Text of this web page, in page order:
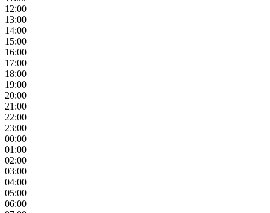
12:00
13:00
14:00
15:00
16:00
17:00
18:00
19:00
20:00
21:00
22:00
23:00
00:00
01:00
02:00
03:00
04:00
05:00
06:00